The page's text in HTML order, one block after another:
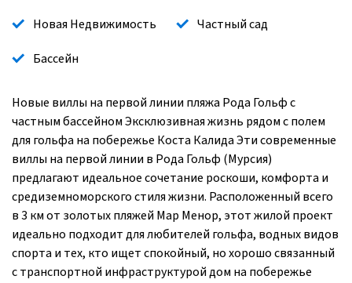
Новая Недвижимость
Частный сад
Бассейн
Новые виллы на первой линии пляжа Рода Гольф с
частным бассейном Эксклюзивная жизнь рядом с полем
для гольфа на побережье Коста Калида Эти современные
виллы на первой линии в Рода Гольф (Мурсия)
предлагают идеальное сочетание роскоши, комфорта и
средиземноморского стиля жизни. Расположенный всего
в 3 км от золотых пляжей Мар Менор, этот жилой проект
идеально подходит для любителей гольфа, водных видов
спорта и тех, кто ищет спокойный, но хорошо связанный
с транспортной инфраструктурой дом на побережье